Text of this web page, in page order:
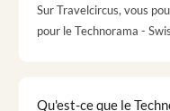
Sur Travelcircus, vous
pour le Technorama -
Qu'est-ce que le